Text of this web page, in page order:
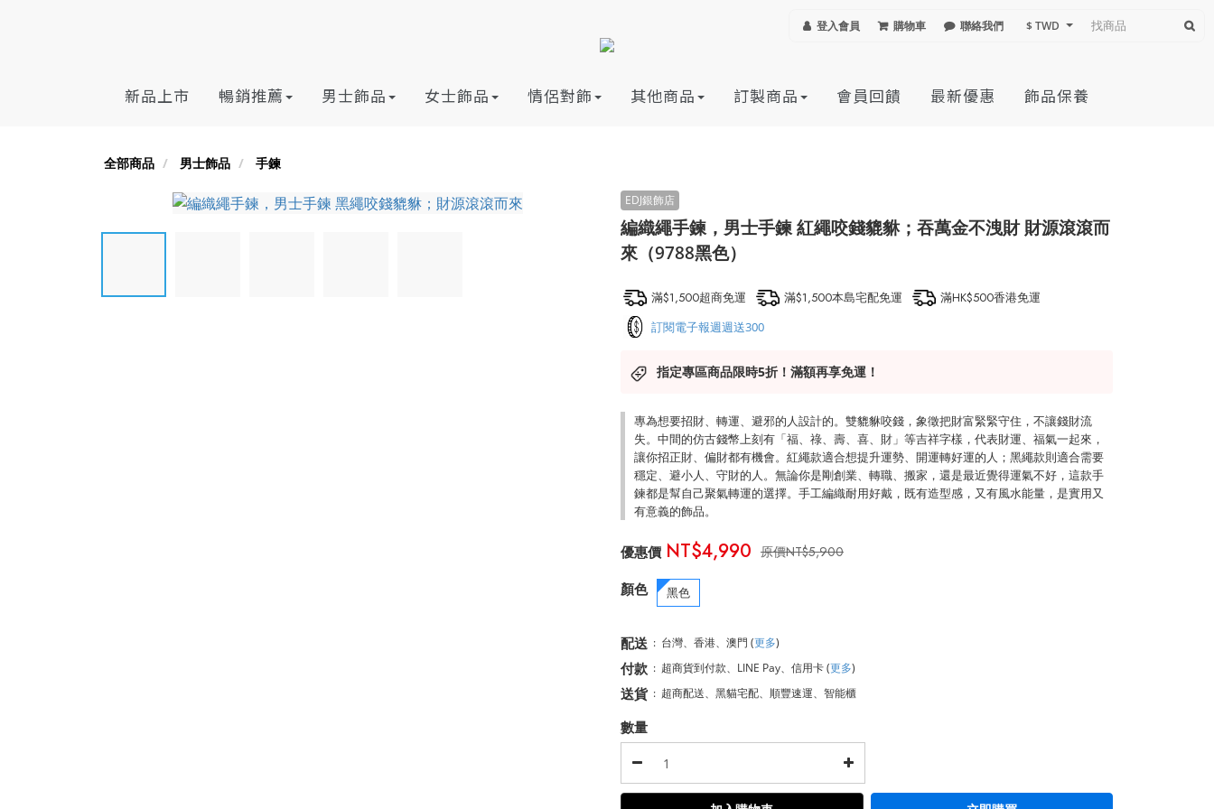
登入會員 購物車 聯絡我們 $ TWD
新品上市 暢銷推薦 男士飾品 女士飾品 情侶對飾 其他商品 訂製商品 會員回饋 最新優惠 飾品保養
全部商品 男士飾品 手鍊
編織繩手鍊，男士手鍊 紅繩咬錢貔貅；吞萬金不洩財 財源滾滾而
來（9788黑色）
滿$1,500超商免運 滿$1,500本島宅配免運 滿HK$500香港免運
訂閱電子報週週送300
指定專區商品限時5折！滿額再享免運！
專為想要招財、轉運、避邪的人設計的。雙貔貅咬錢，象徵把財富緊緊守住，不讓錢財流
失。中間的仿古錢幣上刻有「福、祿、壽、喜、財」等吉祥字樣，代表財運、福氣一起來，
讓你招正財、偏財都有機會。紅繩款適合想提升運勢、開運轉好運的人；黑繩款則適合需要
穩定、避小人、守財的人。無論你是剛創業、轉職、搬家，還是最近覺得運氣不好，這款手
鍊都是幫自己聚氣轉運的選擇。手工編織耐用好戴，既有造型感，又有風水能量，是實用又
有意義的飾品。
NT$5,900
NT$4,990
顏色 黑色
配送 : 台灣、香港、澳門 (更多)
付款 : 超商貨到付款、LINE Pay、信用卡(更多)
送貨 : 超商配送、黑貓宅配、順豐速運、智能櫃
數量